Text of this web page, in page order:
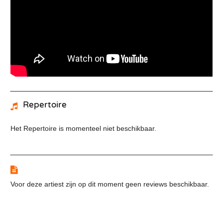
Repertoire
Het Repertoire is momenteel niet beschikbaar.
Voor deze artiest zijn op dit moment geen reviews beschikbaar.